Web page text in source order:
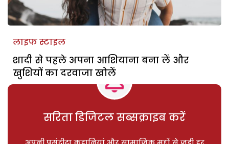
लाइफ स्टाइल
शादी से पहले अपना आशियाना बना लें और
खुशियों का दरवाजा खोलें
सरिता डिजिटल सब्सक्राइब करें